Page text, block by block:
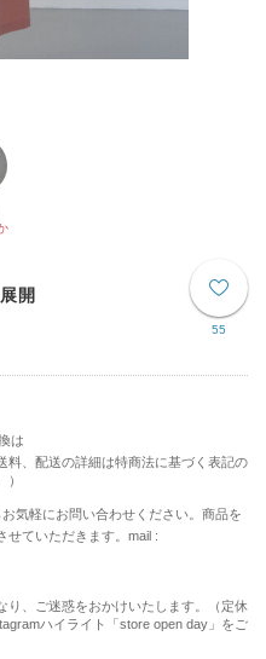
55
開
は
料、配送の詳細は特商法に基づく表記の
気軽にお問い合わせください。商品を
せていただきます。mail :
り、ご迷惑をおかけいたします。（定休
ハイライト「store open day」をご